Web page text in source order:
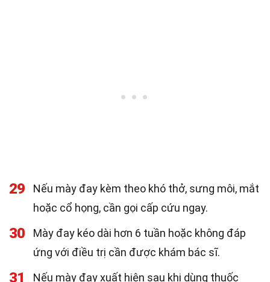
29
Nếu mày đay kèm theo khó thở, sưng môi, mắt
hoặc cổ họng, cần gọi cấp cứu ngay.
30
Mày đay kéo dài hơn 6 tuần hoặc không đáp
ứng với điều trị cần được khám bác sĩ.
31
Nếu mày đay xuất hiện sau khi dùng thuốc